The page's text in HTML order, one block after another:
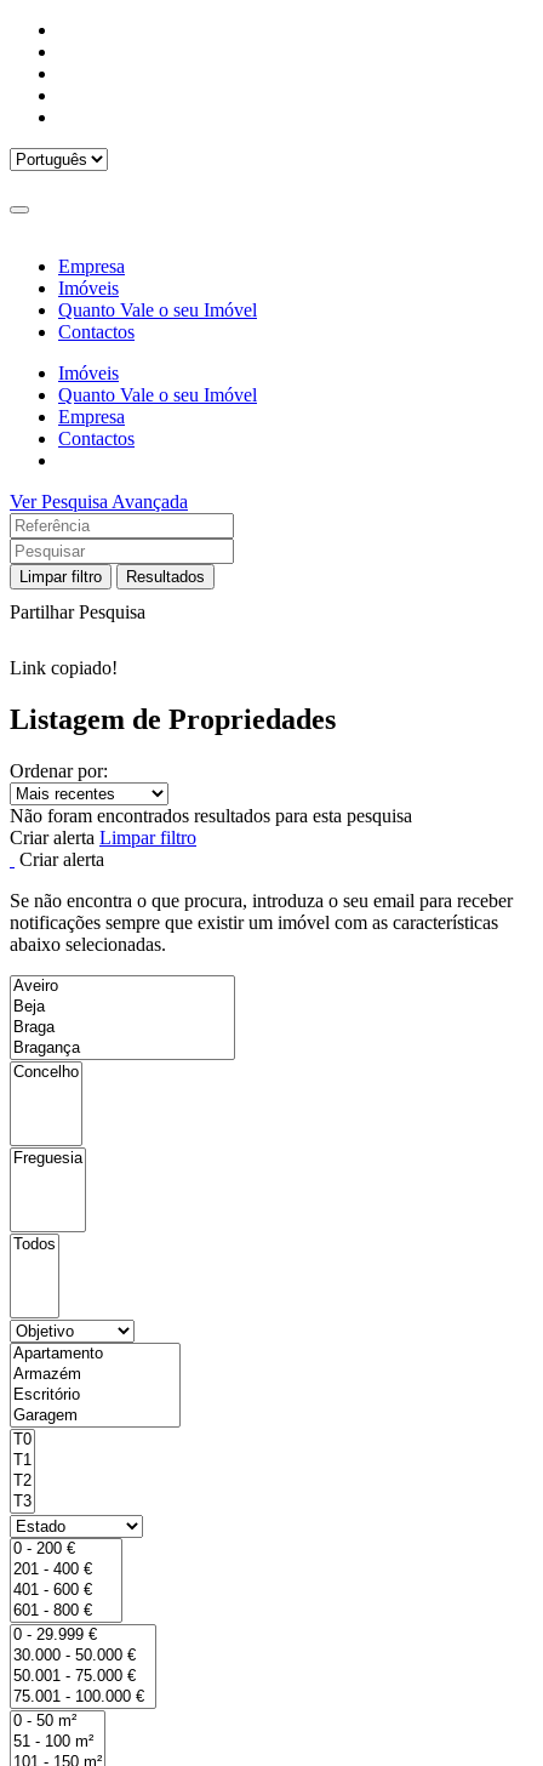
Empresa
Imóveis
Quanto Vale o seu Imóvel
Contactos
Imóveis
Quanto Vale o seu Imóvel
Empresa
Contactos
Ver Pesquisa Avançada
Limpar filtro Resultados
Partilhar Pesquisa
Link copiado!
Listagem de Propriedades
Ordenar por:
Não foram encontrados resultados para esta pesquisa
Criar alerta Limpar filtro
Criar alerta
Se não encontra o que procura, introduza o seu email para receber
notificações sempre que existir um imóvel com as características
abaixo selecionadas.